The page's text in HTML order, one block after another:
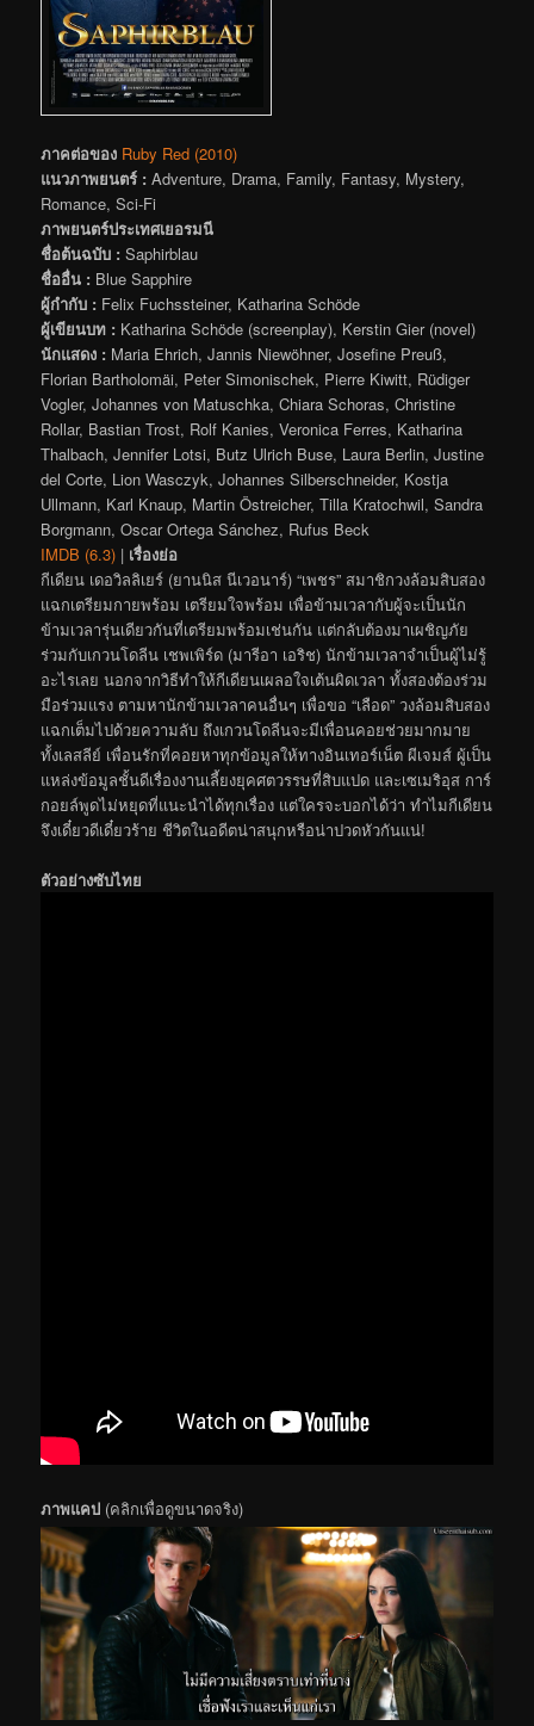
ภาคต่อของ Ruby Red (2010)
แนวภาพยนตร์ : Adventure, Drama, Family, Fantasy, Mystery,
Romance, Sci-Fi
ภาพยนตร์ประเทศเยอรมนี
ชื่อต้นฉบับ : Saphirblau
ชื่ออื่น : Blue Sapphire
ผู้กำกับ : Felix Fuchssteiner, Katharina Schöde
ผู้เขียนบท : Katharina Schöde (screenplay), Kerstin Gier (novel)
นักแสดง : Maria Ehrich, Jannis Niewöhner, Josefine Preuß,
Florian Bartholomäi, Peter Simonischek, Pierre Kiwitt, Rüdiger
Vogler, Johannes von Matuschka, Chiara Schoras, Christine
Rollar, Bastian Trost, Rolf Kanies, Veronica Ferres, Katharina
Thalbach, Jennifer Lotsi, Butz Ulrich Buse, Laura Berlin, Justine
del Corte, Lion Wasczyk, Johannes Silberschneider, Kostja
Ullmann, Karl Knaup, Martin Östreicher, Tilla Kratochwil, Sandra
Borgmann, Oscar Ortega Sánchez, Rufus Beck
IMDB (6.3) | เรื่องย่อ
กีเดียน เดอวิลลิเยร์ (ยานนิส นีเวอนาร์) “เพชร” สมาชิกวงล้อมสิบสอง
แฉกเตรียมกายพร้อม เตรียมใจพร้อม เพื่อข้ามเวลากับผู้จะเป็นนัก
ข้ามเวลารุ่นเดียวกันที่เตรียมพร้อมเช่นกัน แต่กลับต้องมาเผชิญภัย
ร่วมกับเกวนโดลีน เชพเพิร์ด (มารีอา เอริช) นักข้ามเวลาจำเป็นผู้ไม่รู้
อะไรเลย นอกจากวิธีทำให้กีเดียนเผลอใจเต้นผิดเวลา ทั้งสองต้องร่วม
มือร่วมแรง ตามหานักข้ามเวลาคนอื่นๆ เพื่อขอ “เลือด” วงล้อมสิบสอง
แฉกเต็มไปด้วยความลับ ถึงเกวนโดลีนจะมีเพื่อนคอยช่วยมากมาย
ทั้งเลสลีย์ เพื่อนรักที่คอยหาทุกข้อมูลให้ทางอินเทอร์เน็ต ผีเจมส์ ผู้เป็น
แหล่งข้อมูลชั้นดีเรื่องงานเลี้ยงยุคศตวรรษที่สิบแปด และเซเมริอุส การ์
กอยล์พูดไม่หยุดที่แนะนำได้ทุกเรื่อง แต่ใครจะบอกได้ว่า ทำไมกีเดียน
จึงเดี๋ยวดีเดี๋ยวร้าย ชีวิตในอดีตน่าสนุกหรือน่าปวดหัวกันแน่!
ตัวอย่างซับไทย
ภาพแคป (คลิกเพื่อดูขนาดจริง)